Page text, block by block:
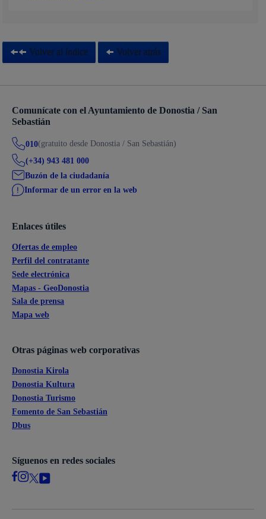
Volver al índice Volver atrás
Comunícate con el Ayuntamiento de Donostia / San
Sebastián
010(gratuito desde Donostia / San Sebastián)
(+34) 943 481 000
Buzón de la ciudadanía
Informar de un error en la web
Enlaces útiles
Ofertas de empleo
Perfil del contratante
Sede electrónica
Mapas - GeoDonostia
Sala de prensa
Mapa web
Otras páginas web corporativas
Donostia Kirola
Donostia Kultura
Donostia Turismo
Fomento de San Sebastián
Dbus
Síguenos en redes sociales